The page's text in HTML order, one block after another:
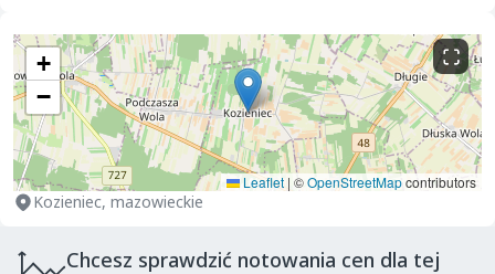
+
−
Leaflet | ©OpenStreetMapcontributors
Kozieniec, mazowieckie
Chcesz sprawdzić notowania cen dla tej